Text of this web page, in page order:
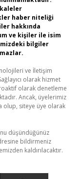
haber niteliği
hakkında
ve kişiler ile isim
bilgiler
ve İletişim
olarak hizmet
olarak denetleme
Ancak, üyelerimiz
olup, siteye üye olarak
düşündüğünüz
bildirmeniz
kaldırılacaktır.